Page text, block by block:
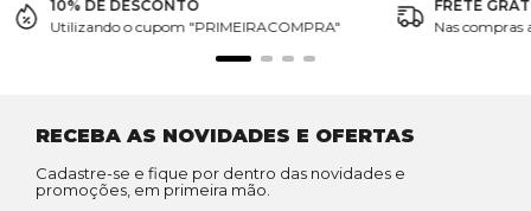
10% DE DESCONTO
Utilizando o cupom "PRIMEIRACOMPRA"
FRETE
Nas compras
RECEBA AS NOVIDADES E OFERTAS
Cadastre-se e fique por dentro das novidades e
promoções, em primeira mão.